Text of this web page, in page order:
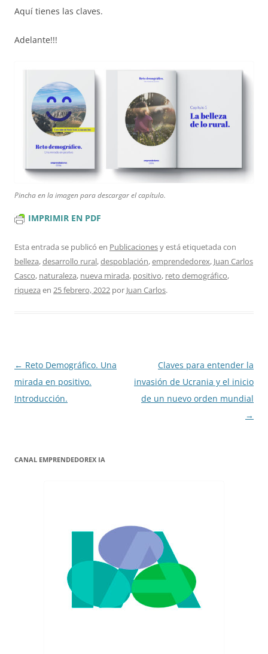
Aquí tienes las claves.
Adelante!!!
Pincha en la imagen para descargar el capítulo.
IMPRIMIR EN PDF
Esta entrada se publicó en Publicacionesy está etiquetada con
belleza,desarrollo rural,despoblación,emprendedorex, Juan Carlos
Casco, naturaleza, nueva mirada, positivo, reto demográfico,
riqueza en 25 febrero, 2022 por Juan Carlos.
Navegación
de
entradas
← Reto Demográfico. Una
mirada en positivo.
Introducción.
Claves para entender la
invasión de Ucrania y el inicio
de un nuevo orden mundial
→
CANAL EMPRENDEDOREX IA